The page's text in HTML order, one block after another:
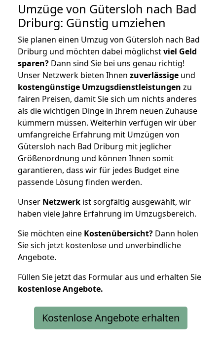
Umzüge von Gütersloh nach Bad
Driburg: Günstig umziehen
Sie planen einen Umzug von Gütersloh nach Bad
Driburg und möchten dabei möglichstviel Geld
sparen? Dann sind Sie bei uns genau richtig!
Unser Netzwerk bieten Ihnen zuverlässige und
kostengünstige Umzugsdienstleistungen zu
fairen Preisen, damit Sie sich um nichts anderes
als die wichtigen Dinge in Ihrem neuen Zuhause
kümmern müssen. Weiterhin verfügen wir über
umfangreiche Erfahrung mit Umzügen von
Gütersloh nach Bad Driburg mit jeglicher
Größenordnung und können Ihnen somit
garantieren, dass wir für jedes Budget eine
passende Lösung finden werden.
Unser Netzwerk ist sorgfältig ausgewählt, wir
haben viele Jahre Erfahrung im Umzugsbereich.
Sie möchten eine Kostenübersicht? Dann holen
Sie sich jetzt kostenlose und unverbindliche
Angebote.
Füllen Sie jetzt das Formular aus und erhalten Sie
kostenloseAngebote.
Kostenlose Angebote erhalten